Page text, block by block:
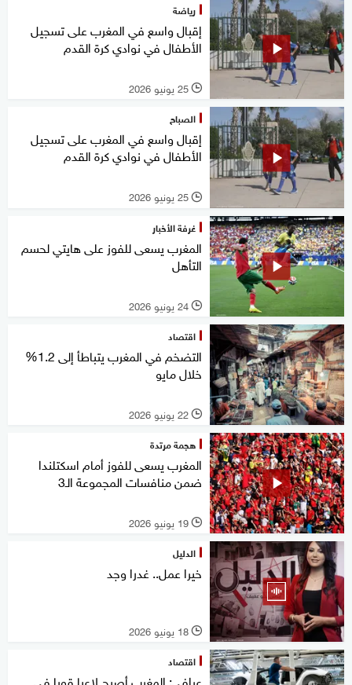
رياضة
إقبال واسع في المغرب على تسجيل
الأطفال في نوادي كرة القدم
l 25 يونيو 2026
الصباح
إقبال واسع في المغرب على تسجيل
الأطفال في نوادي كرة القدم
l 25 يونيو 2026
غرفة الأخبار
المغرب يسعى للفوز على هايتي لحسم
التأهل
l 24 يونيو 2026
اقتصاد
التضخم في المغرب يتباطأ إلى 1.2%
خلال مايو
l 22 يونيو 2026
هجمة مرتدة
المغرب يسعى للفوز أمام اسكتلندا
ضمن منافسات المجموعة الـ3
l 19 يونيو 2026
الدليل
خيرا عمل.. غدرا وجد
l 18 يونيو 2026
اقتصاد
عرافي: المغرب أصبح لاعبا قويا في